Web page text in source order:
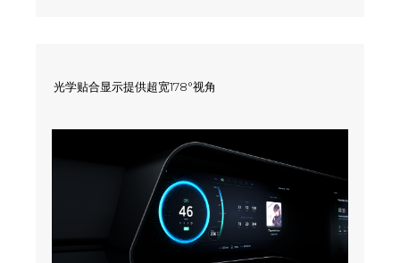
光学贴合显示提供超宽178°视角